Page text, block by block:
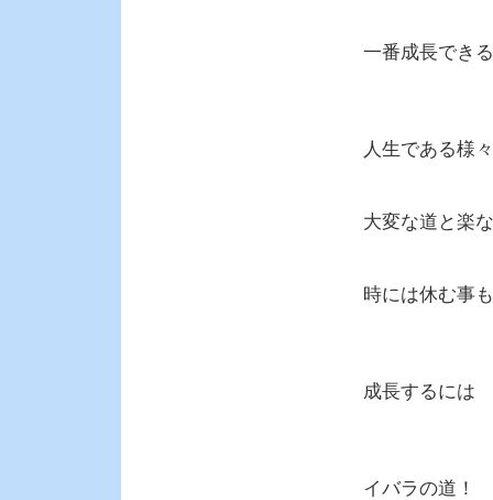
一番成長でき
人生である様
大変な道と楽
時には休む事
成長するには
イバラの道！